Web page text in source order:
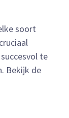
soort
te
Bekijk de